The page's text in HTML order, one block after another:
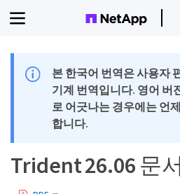
본 한국어 번역은 사용자
기계 번역입니다. 영어 버
로 어긋나는 경우에는 언
합니다.
Trident 26.06 문서